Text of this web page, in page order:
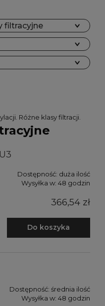
filtracyjne
Różne klasy filtracji.
Dostępność: duża ilość
Wysyłka w: 48 godzin
366,54 zł
Do koszyka
Dostępność: średnia ilość
Wysyłka w: 48 godzin